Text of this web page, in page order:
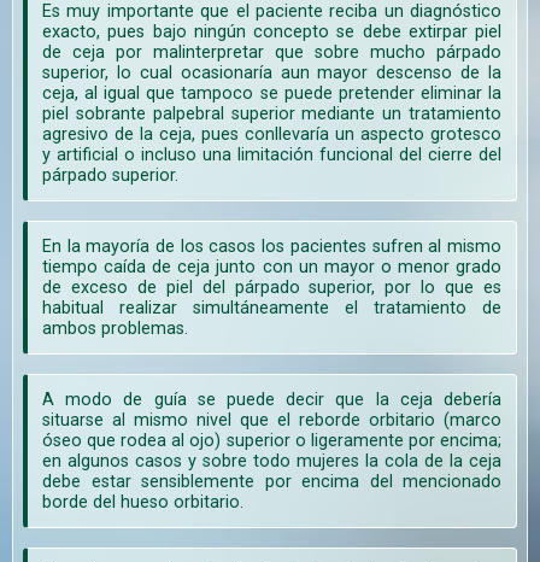
Es muy importante que el paciente reciba un diagnóstico
exacto, pues bajo ningún concepto se debe extirpar piel
de ceja por malinterpretar que sobre mucho párpado
superior, lo cual ocasionaría aun mayor descenso de la
ceja, al igual que tampoco se puede pretender eliminar la
piel sobrante palpebral superior mediante un tratamiento
agresivo de la ceja, pues conllevaría un aspecto grotesco
y artificial o incluso una limitación funcional del cierre del
párpado superior.
En la mayoría de los casos los pacientes sufren al mismo
tiempo caída de ceja junto con un mayor o menor grado
de exceso de piel del párpado superior, por lo que es
habitual realizar simultáneamente el tratamiento de
ambos problemas.
A modo de guía se puede decir que la ceja debería
situarse al mismo nivel que el reborde orbitario (marco
óseo que rodea al ojo) superior o ligeramente por encima;
en algunos casos y sobre todo mujeres la cola de la ceja
debe estar sensiblemente por encima del mencionado
borde del hueso orbitario.